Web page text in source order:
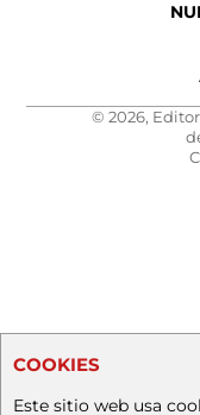
© 2026,
COOKIES
Este sitio web usa